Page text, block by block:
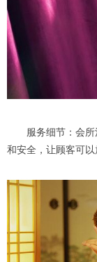
服务细节：会所
和安全，让顾客可以